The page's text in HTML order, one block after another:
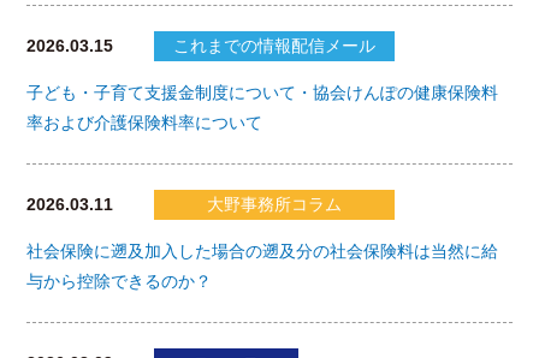
2026.03.15 これまでの情報配信メール
子ども・子育て支援金制度について・協会けんぽの健康保険料
率および介護保険料率について
2026.03.11 大野事務所コラム
社会保険に遡及加入した場合の遡及分の社会保険料は当然に給
与から控除できるのか？